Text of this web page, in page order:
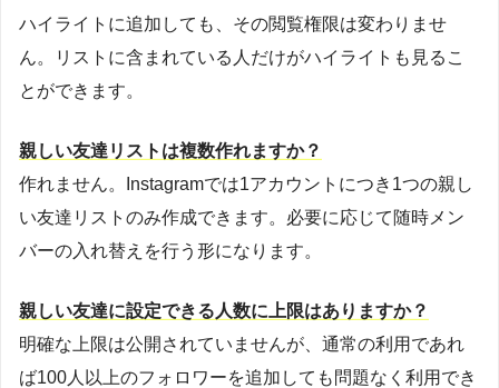
ハイライトに追加しても、その閲覧権限は変わりませ
ん。リストに含まれている人だけがハイライトも見るこ
とができます。
親しい友達リストは複数作れますか？
作れません。Instagramでは1アカウントにつき1つの親し
い友達リストのみ作成できます。必要に応じて随時メン
バーの入れ替えを行う形になります。
親しい友達に設定できる人数に上限はありますか？
明確な上限は公開されていませんが、通常の利用であれ
ば100人以上のフォロワーを追加しても問題なく利用でき